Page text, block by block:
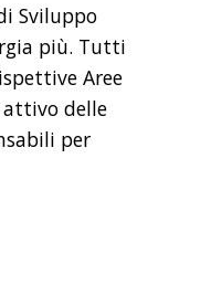
Sviluppo
più. Tutti
Aree
attivo delle
per